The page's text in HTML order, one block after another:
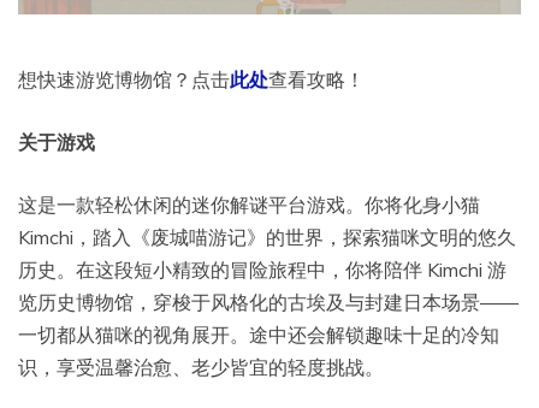
想快速游览博物馆？点击此处查看攻略！
关于游戏
这是一款轻松休闲的迷你解谜平台游戏。你将化身小猫
Kimchi，踏入《废城喵游记》的世界，探索猫咪文明的悠久
历史。在这段短小精致的冒险旅程中，你将陪伴 Kimchi 游
览历史博物馆，穿梭于风格化的古埃及与封建日本场景——
一切都从猫咪的视角展开。途中还会解锁趣味十足的冷知
识，享受温馨治愈、老少皆宜的轻度挑战。